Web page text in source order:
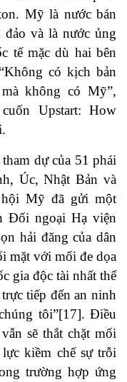
Mỹ là nước bán
và là nước ủng
tế mặc dù hai bên
có kịch bản
không có Mỹ”,
Upstart: How
dự của 51 phái
Úc, Nhật Bản và
hội Mỹ đã gửi một
Đối ngoại Hạ viện
hải đăng của dân
mặt với mối đe dọa
gia độc tài nhất thế
tiếp đến an ninh
tôi”[17]. Điều
sẽ thắt chặt mối
kiềm chế sự trỗi
trường hợp ứng